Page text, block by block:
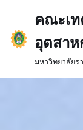
Skip
to
content
คณะเ
อุตสาห
มหาวิทยาลัยร